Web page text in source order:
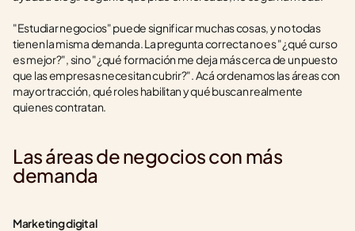
"Estudiar negocios" puede significar muchas cosas, y no todas
tienen la misma demanda. La pregunta correcta no es "¿qué curso
es mejor?", sino "¿qué formación me deja más cerca de un puesto
que las empresas necesitan cubrir?". Acá ordenamos las áreas con
mayor tracción, qué roles habilitan y qué buscan realmente
quienes contratan.
Las áreas de negocios con más
demanda
Marketing digital